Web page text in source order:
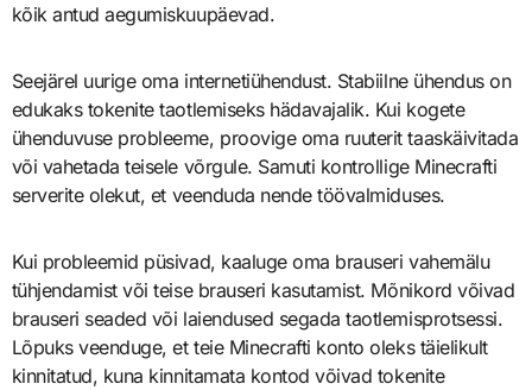
kõik antud aegumiskuupäevad.
Seejärel uurige oma internetiühendust. Stabiilne ühendus on
edukaks tokenite taotlemiseks hädavajalik. Kui kogete
ühenduvuse probleeme, proovige oma ruuterit taaskäivitada
või vahetada teisele võrgule. Samuti kontrollige Minecrafti
serverite olekut, et veenduda nende töövalmiduses.
Kui probleemid püsivad, kaaluge oma brauseri vahemälu
tühjendamist või teise brauseri kasutamist. Mõnikord võivad
brauseri seaded või laiendused segada taotlemisprotsessi.
Lõpuks veenduge, et teie Minecrafti konto oleks täielikult
kinnitatud, kuna kinnitamata kontod võivad tokenite